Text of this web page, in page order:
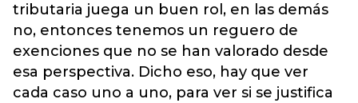
tributaria juega un buen rol, en las demás
no, entonces tenemos un reguero de
exenciones que no se han valorado desde
esa perspectiva. Dicho eso, hay que ver
cada caso uno a uno, para ver si se justifica